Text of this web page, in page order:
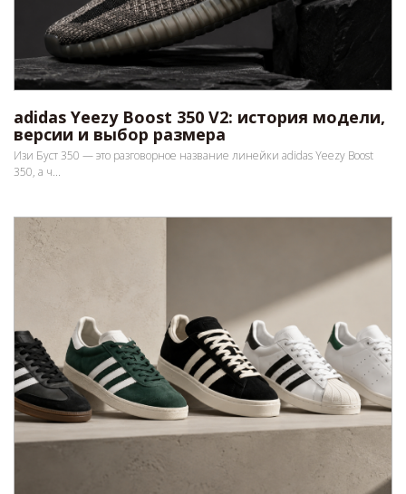
adidas Yeezy Boost 350 V2: история модели,
версии и выбор размера
Изи Буст 350 — это разговорное название линейки adidas Yeezy Boost
350, а ч...